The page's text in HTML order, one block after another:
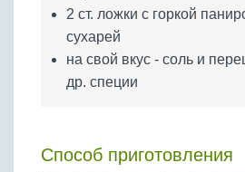
2 ст. ложки с горкой
сухарей
на свой вкус - соль и
др. специи
Способ приготовления